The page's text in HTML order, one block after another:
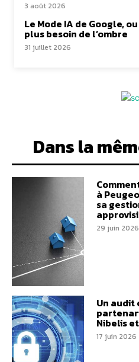
3 août 2026
Le Mode IA de Google,
plus besoin de l’ombre
31 juillet 2026
Dans la
à
sa
29 juin 2026
Un
Nibelis
17 juin 2026